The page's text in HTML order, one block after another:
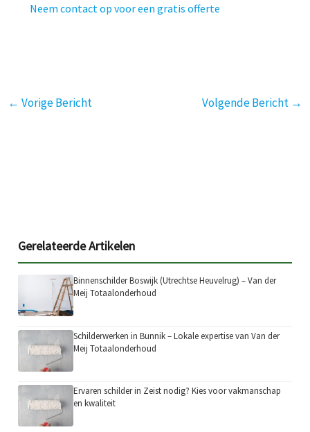
Neem contact op voor een gratis offerte
← Vorige Bericht Volgende Bericht →
Gerelateerde Artikelen
Binnenschilder Boswijk (Utrechtse Heuvelrug) – Van der
Meij Totaalonderhoud
Schilderwerken in Bunnik – Lokale expertise van Van der
Meij Totaalonderhoud
Ervaren schilder in Zeist nodig? Kies voor vakmanschap
en kwaliteit